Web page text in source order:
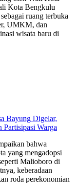
Kota Bengkulu
ruang terbuka
UMKM, dan
wisata baru di
Bayung Digelar,
Partisipasi Warga
bahwa
yang mengadopsi
Malioboro di
keberadaan
roda perekonomian